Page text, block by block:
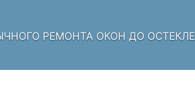
И РЕМОНТА. ЗАЛОГ УСПЕХА -